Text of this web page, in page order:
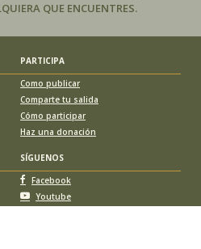
QUE ENCUENTRES.
PARTICIPA
Como publicar
Comparte tu salida
Cómo participar
Haz una donación
SÍGUENOS
Facebook
Youtube